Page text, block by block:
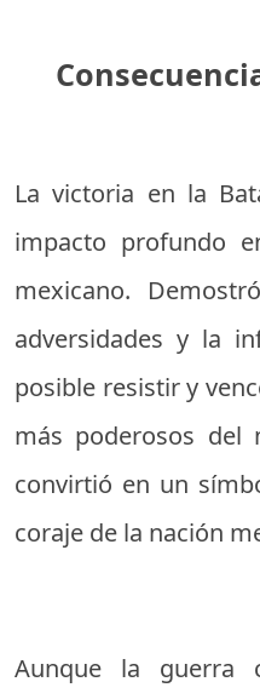
La victoria en la
impacto profundo
mexicano.
adversidades y la
posible resistir y
más poderosos del
convirtió en un
coraje de la nación
Aunque la guerra